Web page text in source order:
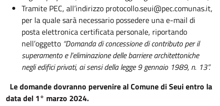
Tramite PEC, all’indirizzo protocollo.seui@pec.comunas.it,
per la quale sarà necessario possedere una e-mail di
posta elettronica certificata personale, riportando
nell’oggetto “Domanda di concessione di contributo per il
superamento e l’eliminazione delle barriere architettoniche
negli edifici privati, ai sensi della legge 9 gennaio 1989, n. 13”.
Le domande dovranno pervenire al Comune di Seui entro la
data del 1° marzo 2024.